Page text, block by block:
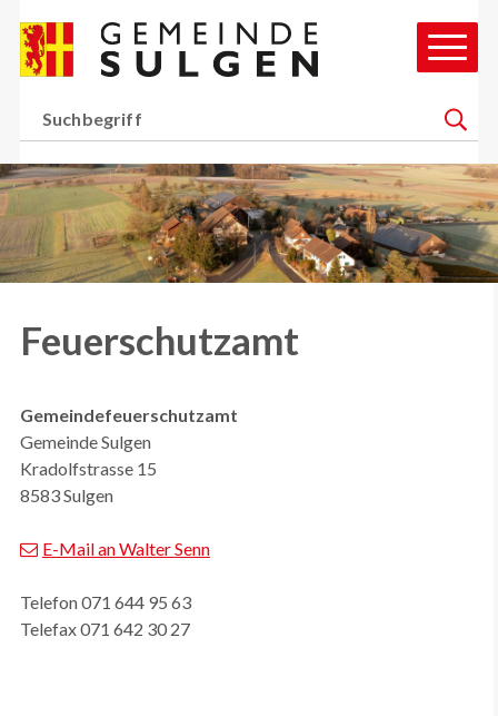
Navigieren in Gemeinde
Suchbegriff
Suche
Feuerschutzamt
Gemeindefeuerschutzamt
Gemeinde Sulgen
Kradolfstrasse 15
8583 Sulgen
E-Mail an Walter Senn
Telefon 071 644 95 63
Telefax 071 642 30 27